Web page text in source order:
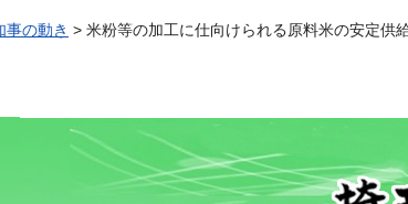
事の動き > 米粉等の加工に仕向けられる原料米の安定供